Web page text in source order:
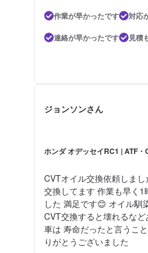
作業が早かったです
対応
連絡が早かったです
見積
ジョンソンさん
ホンダ オデッセイRC1 | ATF・
CVTオイル交換依頼しま
交換してます 作業も早く
した 満足です😊 オイル馴
CVT交換すると壊れるな
車は 寿命だったと言うこ
りがとうございました